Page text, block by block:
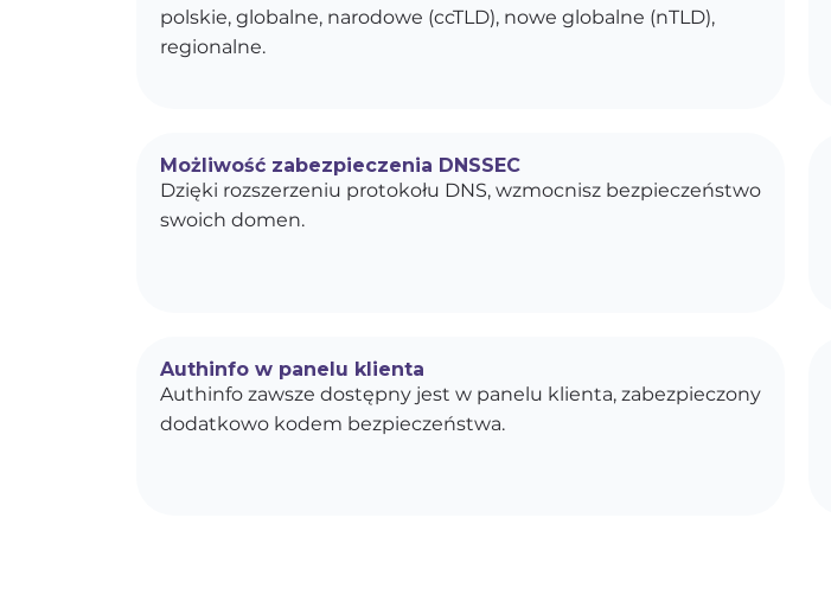
polskie, globalne, narodowe (ccTLD), nowe globalne (nTLD),
regionalne.
Możliwość zabezpieczenia DNSSEC
Dzięki rozszerzeniu protokołu DNS, wzmocnisz bezpieczeństwo
swoich domen.
Authinfo w panelu klienta
Authinfo zawsze dostępny jest w panelu klienta, zabezpieczony
dodatkowo kodem bezpieczeństwa.